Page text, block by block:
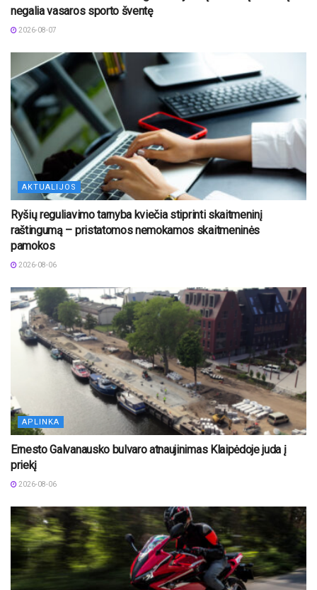
negalia vasaros sporto šventę
2026-08-07
AKTUALIJOS
Ryšių reguliavimo tarnyba kviečia stiprinti skaitmeninį
raštingumą – pristatomos nemokamos skaitmeninės
pamokos
2026-08-06
APLINKA
Ernesto Galvanausko bulvaro atnaujinimas Klaipėdoje juda į
priekį
2026-08-06